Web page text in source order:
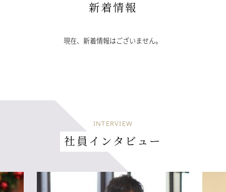
新着情報
現在、新着情報はございません。
INTERVIEW
社員インタビュー